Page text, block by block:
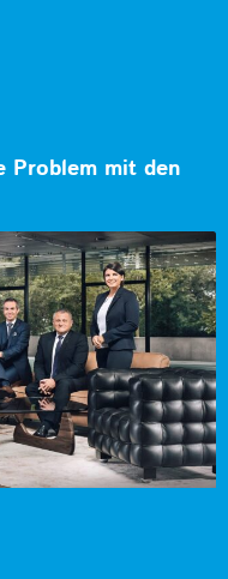
Problem mit den